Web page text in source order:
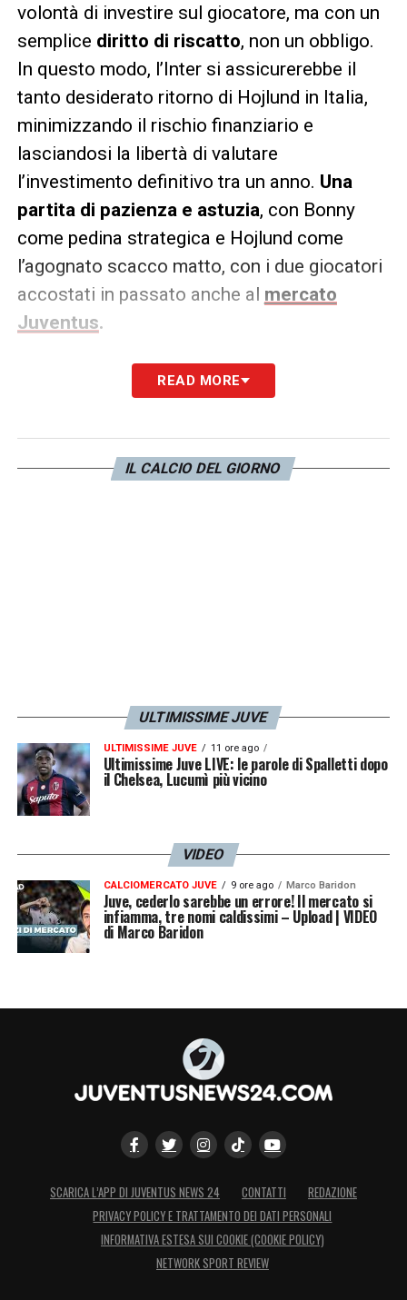
volontà di investire sul giocatore, ma con un
semplice diritto di riscatto, non un obbligo.
In questo modo, l’Inter si assicurerebbe il
tanto desiderato ritorno di Hojlund in Italia,
minimizzando il rischio finanziario e
lasciandosi la libertà di valutare
l’investimento definitivo tra un anno. Una
partita di pazienza e astuzia, con Bonny
come pedina strategica e Hojlund come
l’agognato scacco matto, con i due giocatori
accostati in passato anche al mercato
Juventus.
LA PLAYLIST DELLE NOSTRE TOP NEWS
READ MORE
IL CALCIO DEL GIORNO
ULTIMISSIME JUVE
ULTIMISSIME JUVE 11 ore ago
Ultimissime Juve LIVE: le parole di Spalletti dopo
il Chelsea, Lucumì più vicino
VIDEO
CALCIOMERCATO JUVE 9 ore ago Marco Baridon
Juve, cederlo sarebbe un errore! Il mercato si
infiamma, tre nomi caldissimi – Upload | VIDEO
di Marco Baridon
SCARICA L’APP DI JUVENTUS NEWS 24 CONTATTI
REDAZIONE
PRIVACY POLICY E TRATTAMENTO DEI DATI PERSONALI
INFORMATIVA ESTESA SUI COOKIE (COOKIE POLICY)
NETWORK SPORT REVIEW